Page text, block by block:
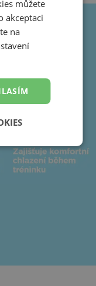
můžete
akceptaci
na